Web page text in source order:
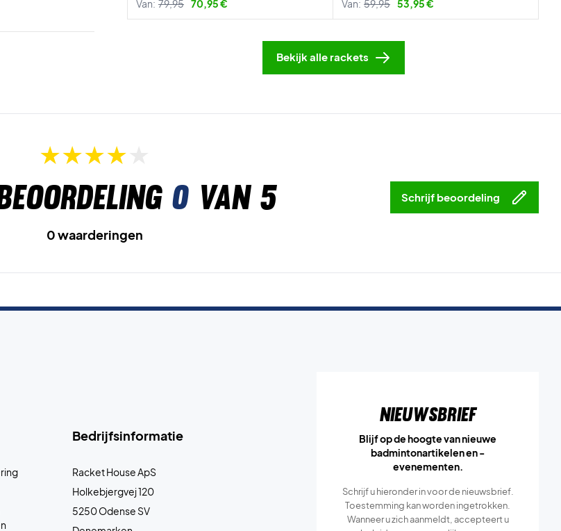
Van: 79,95 70,95 €
Van: 59,95 53,95 €
Bekijk alle rackets
0van 5 Schrijf beoordeling
0 waarderingen
Bedrijfsinformatie
Racket House ApS
Holkebjergvej 120
5250 Odense SV
Nieuwsbrief
Blijf op de hoogte van nieuwe
badmintonartikelen en -
evenementen.
Schrijf u hieronder in voor de nieuwsbrief.
Toestemming kan worden ingetrokken.
Wanneer u zich aanmeldt, accepteert u